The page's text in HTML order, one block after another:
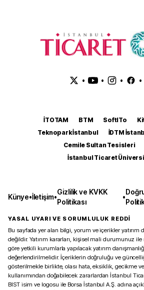
• • • •
İTOTAM BTM SoftITo
Teknopark İstanbul
İDTM
Cemile Sultan Tesisleri
İstanbul Ticaret
Künye•İletişim•
Gizlilik ve KVKK
Politikası
•
YASAL UYARI VE SORUMLULUK REDDİ
Bu sayfada yer alan bilgi, yorum ve içerikler yatırım
değildir. Yatırım kararları, kişisel mali durumunuz
göre yetkili kurumlarla yapılacak yatırım
değerlendirilmelidir. İçeriklerin doğruluğu ve
gösterilmekle birlikte, olası hata, eksiklik, gecikme
kullanımından doğabilecek zararlardan İstanbul
BIST isim ve logosu ile Borsa İstanbul A.Ş. adına